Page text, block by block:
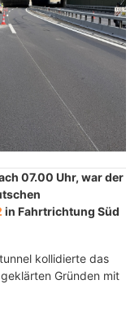
07.00 Uhr, war der
in Fahrtrichtung Süd
kollidierte das
Gründen mit